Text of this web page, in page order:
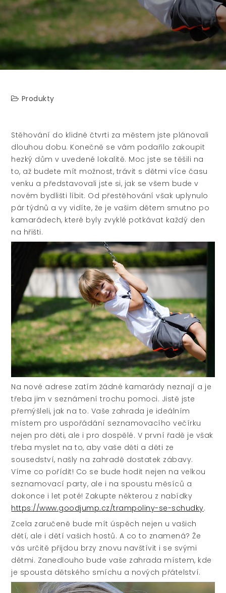
Produkty
Stěhování do klidné čtvrti za městem jste plánovali
dlouhou dobu. Konečně se vám podařilo zakoupit
hezký dům v uvedené lokalitě. Moc jste se těšili na
to, až budete mít možnost, trávit s dětmi více času
venku a představovali jste si, jak se všem bude v
novém bydlišti líbit. Od přestěhování však uplynulo
pár týdnů a vy vidíte, že je vašim dětem smutno po
kamarádech, které byly zvyklé potkávat každý den
na hřišti.
Na nové adrese zatím žádné kamarády neznají a je
třeba jim v seznámení trochu pomoci. Jistě jste
přemýšleli, jak na to. Vaše zahrada je ideálním
místem pro uspořádání seznamovacího večírku
nejen pro děti, ale i pro dospělé. V první řadě je však
třeba myslet na to, aby vaše děti a děti ze
sousedství, našly na zahradě dostatek zábavy.
Víme co pořídit! Co se bude hodit nejen na velkou
seznamovací party, ale i na spoustu měsíců a
dokonce i let poté! Zakupte některou z nabídky
https://www.goodjump.cz/trampoliny-se-schudky.
Zcela zaručeně bude mít úspěch nejen u vašich
dětí, ale i dětí vašich hostů. A co to znamená? Že
vás určitě přijdou brzy znovu navštívit i se svými
dětmi. Zanedlouho bude vaše zahrada místem, kde
je spousta dětského smíchu a nových přátelství.